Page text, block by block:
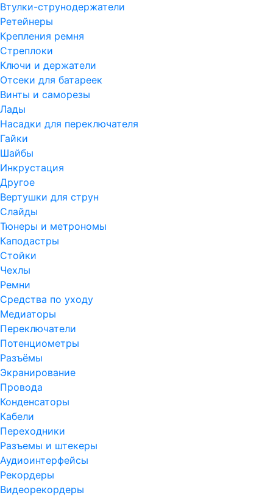
Втулки-струнодержатели
Ретейнеры
Крепления ремня
Стреплоки
Ключи и держатели
Отсеки для батареек
Винты и саморезы
Лады
Насадки для переключателя
Гайки
Шайбы
Инкрустация
Другое
Вертушки для струн
Слайды
Тюнеры и метрономы
Каподастры
Стойки
Чехлы
Ремни
Средства по уходу
Медиаторы
Переключатели
Потенциометры
Разъёмы
Экранирование
Провода
Конденсаторы
Кабели
Переходники
Разъемы и штекеры
Аудиоинтерфейсы
Рекордеры
Видеорекордеры